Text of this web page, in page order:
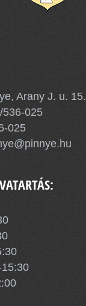
Arany J. u. 15.
536-025
025